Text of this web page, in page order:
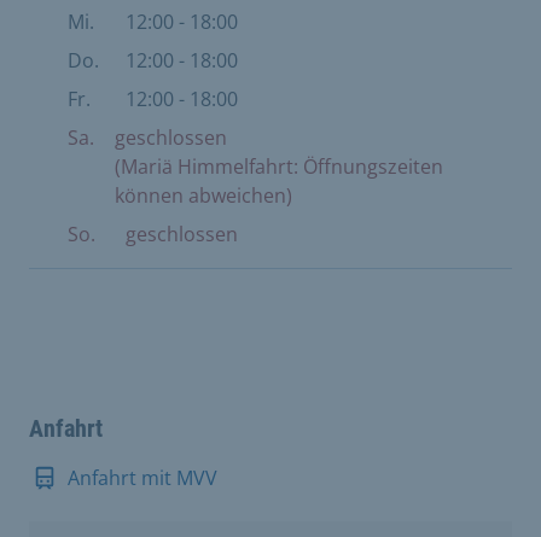
Mi.
12:00 - 18:00
Do.
12:00 - 18:00
Fr.
12:00 - 18:00
Sa.
geschlossen
(Mariä Himmelfahrt: Öffnungszeiten
können abweichen)
So.
geschlossen
Anfahrt
Anfahrt mit MVV